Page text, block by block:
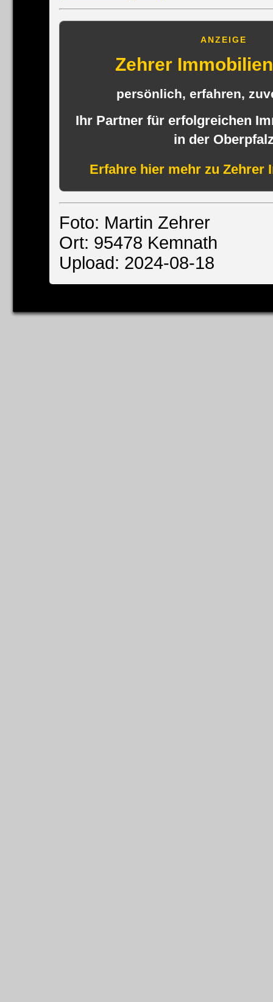
ANZEIGE
Zehrer
persönlich, erfahren,
Ihr Partner für erfolgreichen
in der
Erfahre hier mehr zu Zehrer
Foto: Martin Zehrer
Ort: 95478 Kemnath
Upload: 2024-08-18